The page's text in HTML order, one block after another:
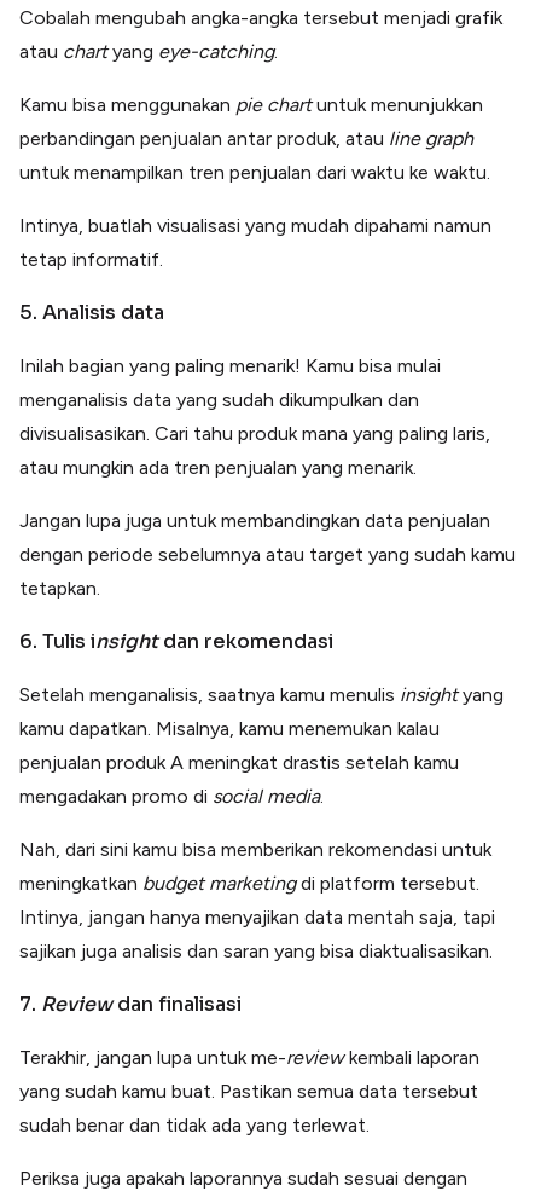
Cobalah mengubah angka-angka tersebut menjadi grafik
atau chartyang eye-catching.
Kamu bisa menggunakan pie chartuntuk menunjukkan
perbandingan penjualan antar produk, atau line graph
untuk menampilkan tren penjualan dari waktu ke waktu.
Intinya, buatlah visualisasi yang mudah dipahami namun
tetap informatif.
5. Analisis data
Inilah bagian yang paling menarik! Kamu bisa mulai
menganalisis data yang sudah dikumpulkan dan
divisualisasikan. Cari tahu produk mana yang paling laris,
atau mungkin ada tren penjualan yang menarik.
Jangan lupa juga untuk membandingkan data penjualan
dengan periode sebelumnya atau target yang sudah kamu
tetapkan.
6. Tulis insightdan rekomendasi
Setelah menganalisis, saatnya kamu menulis insightyang
kamu dapatkan. Misalnya, kamu menemukan kalau
penjualan produk A meningkat drastis setelah kamu
mengadakan promo di social media.
Nah, dari sini kamu bisa memberikan rekomendasi untuk
meningkatkan budget marketingdi platform tersebut.
Intinya, jangan hanya menyajikan data mentah saja, tapi
sajikan juga analisis dan saran yang bisa diaktualisasikan.
7. Reviewdan finalisasi
Terakhir, jangan lupa untuk me-reviewkembali laporan
yang sudah kamu buat. Pastikan semua data tersebut
sudah benar dan tidak ada yang terlewat.
Periksa juga apakah laporannya sudah sesuai dengan